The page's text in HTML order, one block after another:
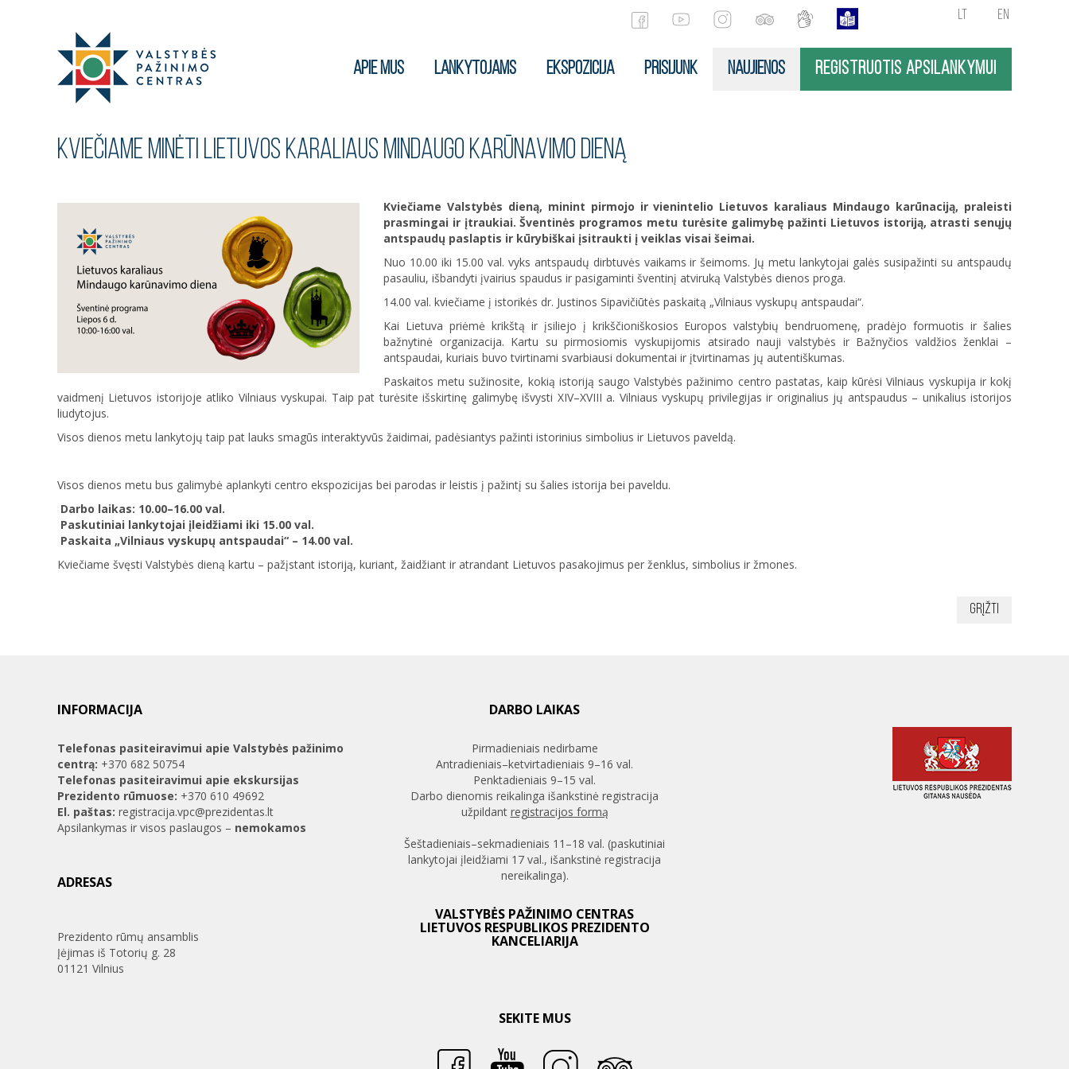
LT EN
APIE MUS LANKYTOJAMS EKSPOZICIJA PRISIJUNK NAUJIENOS REGISTRUOTIS APSILANKYMUI
KVIEČIAME MINĖTI LIETUVOS KARALIAUS MINDAUGO KARŪNAVIMO DIENĄ
Kviečiame Valstybės dieną, minint pirmojo ir vienintelio Lietuvos karaliaus Mindaugo karūnaciją, praleisti
prasmingai ir įtraukiai. Šventinės programos metu turėsite galimybę pažinti Lietuvos istoriją, atrasti senųjų
antspaudų paslaptis ir kūrybiškai įsitraukti į veiklas visai šeimai.
Nuo 10.00 iki 15.00 val. vyks antspaudų dirbtuvės vaikams ir šeimoms. Jų metu lankytojai galės susipažinti su antspaudų
pasauliu, išbandyti įvairius spaudus ir pasigaminti šventinį atviruką Valstybės dienos proga.
14.00 val. kviečiame į istorikės dr. Justinos Sipavičiūtės paskaitą „Vilniaus vyskupų antspaudai“.
Kai Lietuva priėmė krikštą ir įsiliejo į krikščioniškosios Europos valstybių bendruomenę, pradėjo formuotis ir šalies
bažnytinė organizacija. Kartu su pirmosiomis vyskupijomis atsirado nauji valstybės ir Bažnyčios valdžios ženklai –
antspaudai, kuriais buvo tvirtinami svarbiausi dokumentai ir įtvirtinamas jų autentiškumas.
Paskaitos metu sužinosite, kokią istoriją saugo Valstybės pažinimo centro pastatas, kaip kūrėsi Vilniaus vyskupija ir kokį
vaidmenį Lietuvos istorijoje atliko Vilniaus vyskupai. Taip pat turėsite išskirtinę galimybę išvysti XIV–XVIII a. Vilniaus vyskupų privilegijas ir originalius jų antspaudus – unikalius istorijos
liudytojus.
Visos dienos metu lankytojų taip pat lauks smagūs interaktyvūs žaidimai, padėsiantys pažinti istorinius simbolius ir Lietuvos paveldą.
Visos dienos metu bus galimybė aplankyti centro ekspozicijas bei parodas ir leistis į pažintį su šalies istorija bei paveldu.
Darbo laikas: 10.00–16.00 val.
Paskutiniai lankytojai įleidžiami iki 15.00 val.
Paskaita „Vilniaus vyskupų antspaudai“ – 14.00 val.
Kviečiame švęsti Valstybės dieną kartu – pažįstant istoriją, kuriant, žaidžiant ir atrandant Lietuvos pasakojimus per ženklus, simbolius ir žmones.
Grįžti
INFORMACIJA
Telefonas pasiteiravimui apie Valstybės pažinimo
centrą: +370 682 50754
Telefonas pasiteiravimui apie ekskursijas
Prezidento rūmuose: +370 610 49692
El. paštas: registracija.vpc@prezidentas.lt
Apsilankymas ir visos paslaugos – nemokamos
ADRESAS
Prezidento rūmų ansamblis
Įėjimas iš Totorių g. 28
01121 Vilnius
DARBO LAIKAS
Pirmadieniais nedirbame
Antradieniais–ketvirtadieniais 9–16 val.
Penktadieniais 9–15 val.
Darbo dienomis reikalinga išankstinė registracija
užpildant registracijos formą
Šeštadieniais–sekmadieniais 11–18 val. (paskutiniai
lankytojai įleidžiami 17 val., išankstinė registracija
nereikalinga).
VALSTYBĖS PAŽINIMO CENTRAS
LIETUVOS RESPUBLIKOS PREZIDENTO
KANCELIARIJA
SEKITE MUS